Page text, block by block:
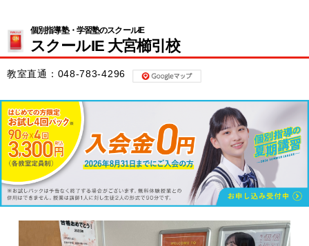
個別指導塾・学習塾のスクールIE
スクールIE 大宮櫛引校
教室直通： 048-783-4296